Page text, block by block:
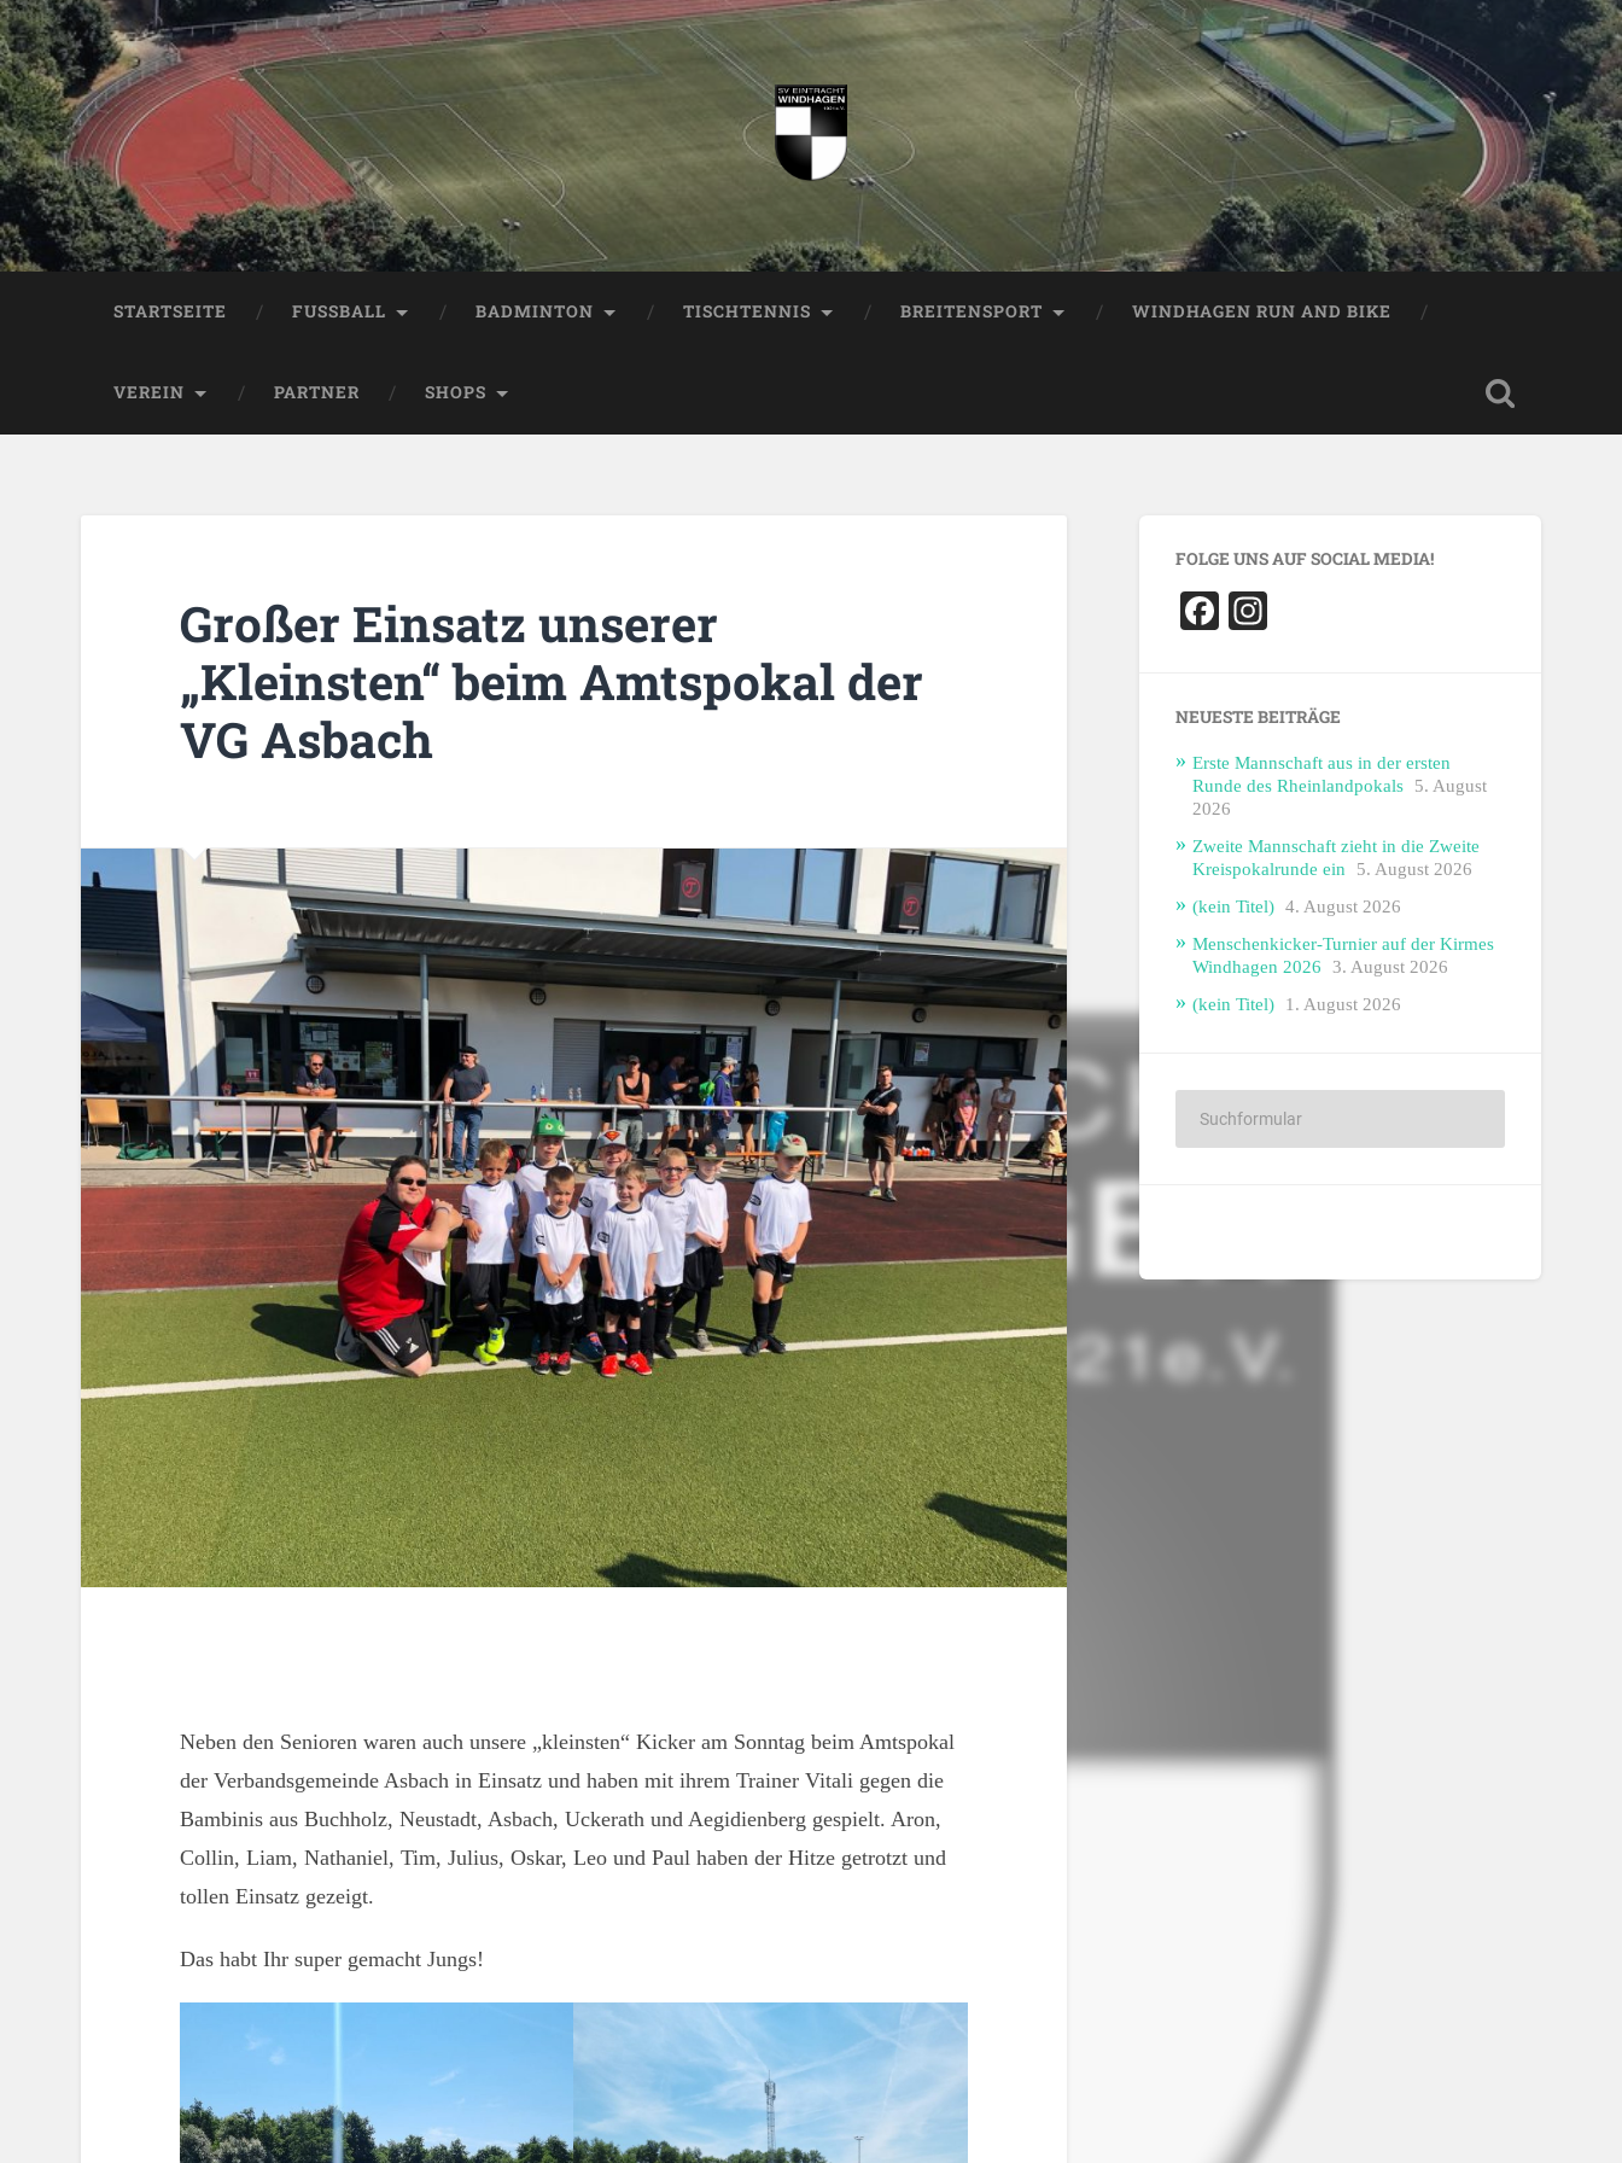
STARTSEITE FUSSBALL BADMINTON TISCHTENNIS BREITENSPORT WINDHAGEN RUN AND BIKE
VEREIN PARTNER SHOPS
Großer Einsatz unserer
„Kleinsten“ beim Amtspokal der
VG Asbach
Neben den Senioren waren auch unsere „kleinsten“ Kicker am Sonntag beim Amtspokal
der Verbandsgemeinde Asbach in Einsatz und haben mit ihrem Trainer Vitali gegen die
Bambinis aus Buchholz, Neustadt, Asbach, Uckerath und Aegidienberg gespielt. Aron,
Collin, Liam, Nathaniel, Tim, Julius, Oskar, Leo und Paul haben der Hitze getrotzt und
tollen Einsatz gezeigt.
Das habt Ihr super gemacht Jungs!
FOLGE UNS AUF SOCIAL MEDIA!
Facebook
NEUESTE BEITRÄGE
Erste Mannschaft aus in der ersten
Runde des Rheinlandpokals 5. August
2026
Zweite Mannschaft zieht in die Zweite
Kreispokalrunde ein
5. August 2026
(kein Titel) 4. August 2026
Menschenkicker-Turnier auf der Kirmes
Windhagen 2026 3. August 2026
(kein Titel) 1. August 2026